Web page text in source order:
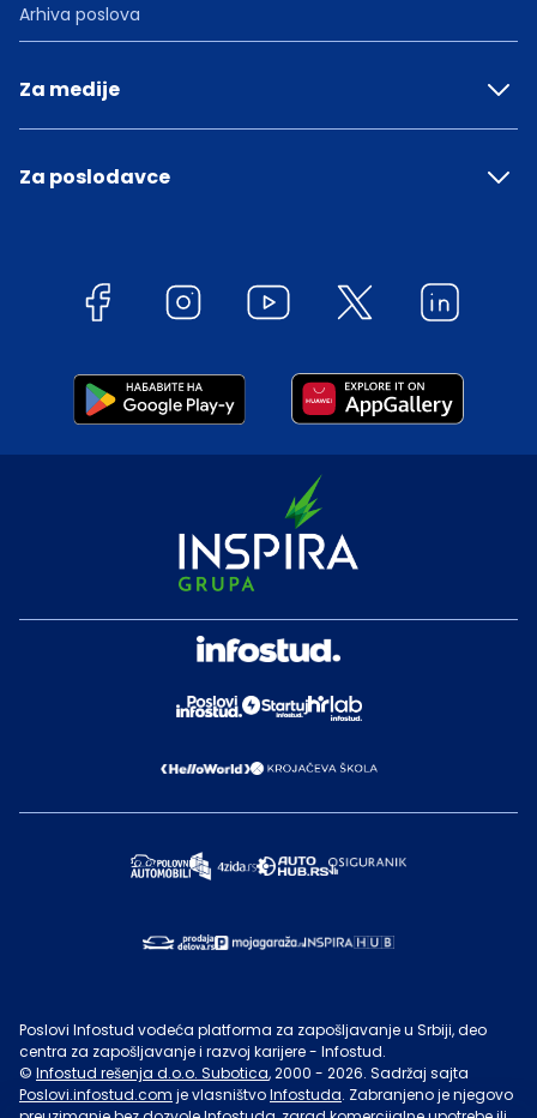
Arhiva poslova
Za medije
Za poslodavce
Poslovi Infostud vodeća platforma za zapošljavanje u Srbiji, deo
centra za zapošljavanje i razvoj karijere - Infostud.
© Infostud rešenja d.o.o. Subotica, 2000 - 2026. Sadržaj sajta
Poslovi.infostud.com je vlasništvoInfostuda. Zabranjeno je njegovo